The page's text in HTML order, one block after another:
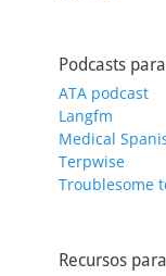
Podcasts
ATA podcast
Langfm
Medical
Terpwise
Troublesome
Recursos